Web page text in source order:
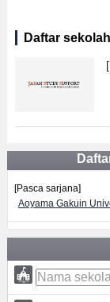
Daftar
[Pasca sarjana]
Aoyama Gakuin